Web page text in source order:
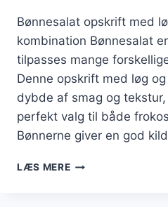
Bønnesalat opskrift med
kombination Bønnesalat
tilpasses mange
Denne opskrift med løg
dybde af smag og
perfekt valg til både
Bønnerne giver en god
LÆS MEREBØNNESALAT